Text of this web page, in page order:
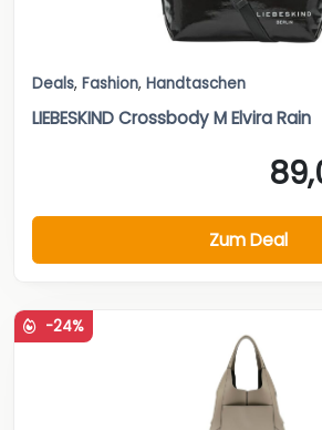
Deals, Fashion, Handtaschen
LIEBESKIND Crossbody M Elvira Rain
Zum Deal
-24%